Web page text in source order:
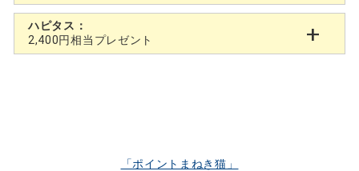
ハピタス：
2,400円相当プレゼント
「ポイントまねき猫」